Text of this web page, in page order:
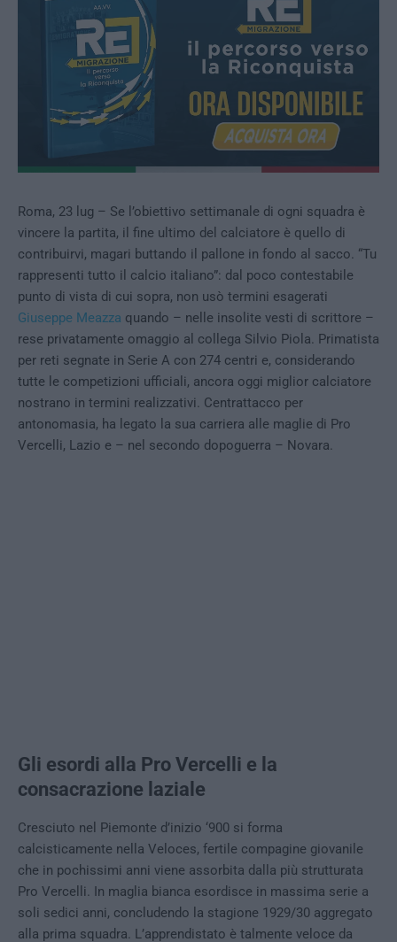
Roma, 23 lug – Se l’obiettivo settimanale di ogni squadra è
vincere la partita, il fine ultimo del calciatore è quello di
contribuirvi, magari buttando il pallone in fondo al sacco. “Tu
rappresenti tutto il calcio italiano”: dal poco contestabile
punto di vista di cui sopra, non usò termini esagerati
Giuseppe Meazza quando – nelle insolite vesti di scrittore –
rese privatamente omaggio al collega Silvio Piola. Primatista
per reti segnate in Serie A con 274 centri e, considerando
tutte le competizioni ufficiali, ancora oggi miglior calciatore
nostrano in termini realizzativi. Centrattacco per
antonomasia, ha legato la sua carriera alle maglie di Pro
Vercelli, Lazio e – nel secondo dopoguerra – Novara.
Gli esordi alla Pro Vercelli e la
consacrazione laziale
Cresciuto nel Piemonte d’inizio ‘900 si forma
calcisticamente nella Veloces, fertile compagine giovanile
che in pochissimi anni viene assorbita dalla più strutturata
Pro Vercelli. In maglia bianca esordisce in massima serie a
soli sedici anni, concludendo la stagione 1929/30 aggregato
alla prima squadra. L’apprendistato è talmente veloce da